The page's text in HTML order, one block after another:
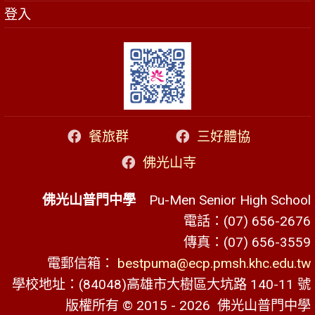
登入
餐旅群
三好體協
佛光山寺
佛光山普門中學 Pu-Men Senior High School
電話：(07) 656-2676
傳真：(07) 656-3559
電郵信箱： bestpuma@ecp.pmsh.khc.edu.tw
學校地址：(84048)高雄市大樹區大坑路 140-11 號
版權所有 © 2015 - 2026 佛光山普門中學